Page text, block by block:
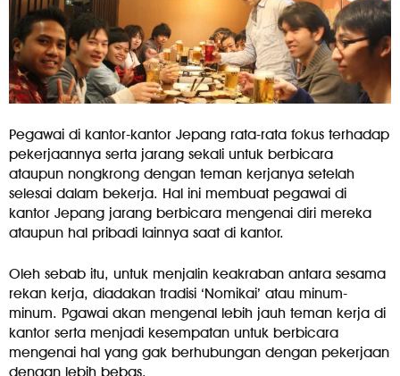
Pegawai di kantor-kantor Jepang rata-rata fokus terhadap
pekerjaannya serta jarang sekali untuk berbicara
ataupun nongkrong dengan teman kerjanya setelah
selesai dalam bekerja. Hal ini membuat pegawai di
kantor Jepang jarang berbicara mengenai diri mereka
ataupun hal pribadi lainnya saat di kantor.
Oleh sebab itu, untuk menjalin keakraban antara sesama
rekan kerja, diadakan tradisi ‘Nomikai’ atau minum-
minum. Pgawai akan mengenal lebih jauh teman kerja di
kantor serta menjadi kesempatan untuk berbicara
mengenai hal yang gak berhubungan dengan pekerjaan
dengan lebih bebas.